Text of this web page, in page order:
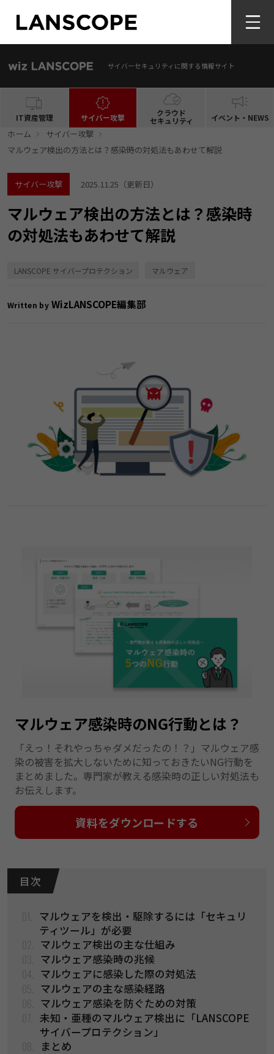
サイバーセキュリティに関する情報サイト
IT資産管理 サイバー攻撃 クラウド
セキュリティ イベント・NEWS
ホーム
サイバー攻撃
​​マルウェア検出の方法とは？感染時の対処法もあわせて解説
サイバー攻撃 2025.11.25 （更新日）
​​マルウェア検出の方法とは？感染時
の対処法もあわせて解説
LANSCOPE サイバープロテクション マルウェア
Written byWizLANSCOPE編集部
マルウェア感染時のNG行動とは？
「えっ！それやっちゃダメだったの！？」マルウェア感
染の被害を拡大しないために知っておきたいNG行動を
まとめました。専門家が教える感染時の正しい対処法も
お伝えします。
資料をダウンロードする
目 次
マルウェアを検出・駆除するには「セキュリ
ティツール」が必要
マルウェア検出の主な仕組み
マルウェア感染時の兆候
マルウェアに感染した際の対処法
マルウェアの主な感染経路
マルウェア感染を防ぐための対策
未知・亜種のマルウェア検出に「LANSCOPE
サイバープロテクション」
まとめ